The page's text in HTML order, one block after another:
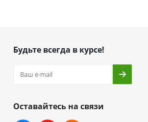
Будьте всегда в курсе!
Оставайтесь на связи